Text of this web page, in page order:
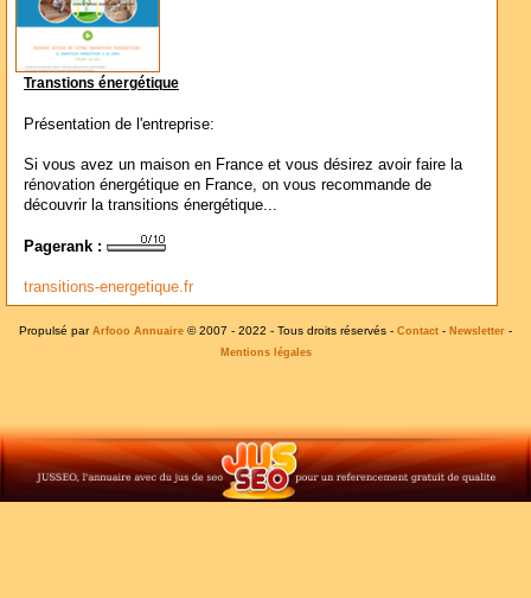
Transtions énergétique
Présentation de l'entreprise:
Si vous avez un maison en France et vous désirez avoir faire la
rénovation énergétique en France, on vous recommande de
découvrir la transitions énergétique...
Pagerank :
transitions-energetique.fr
Propulsé par Arfooo Annuaire © 2007 - 2022 - Tous droits réservés - Contact - Newsletter -
Mentions légales